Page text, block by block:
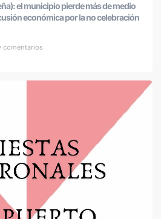
el municipio pierde más de medio
económica por la no celebración
comentarios